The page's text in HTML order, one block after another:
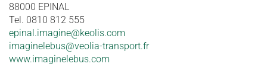
88000 EPINAL
Tel. 0810 812 555
epinal.imagine@keolis.com
imaginelebus@veolia-transport.fr
www.imaginelebus.com